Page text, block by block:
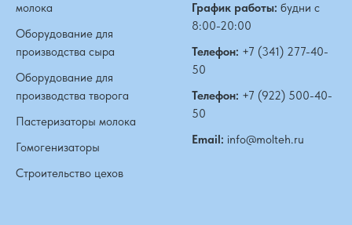
молока
Оборудование для
производства сыра
Оборудование для
производства творога
Пастеризаторы молока
Гомогенизаторы
Строительство цехов
График работы: будни с
8:00-20:00
Телефон: +7 (341) 277-40-
50
Телефон: +7 (922) 500-40-
50
Email: info@molteh.ru